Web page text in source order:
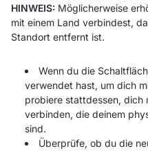
HINWEIS: Möglicherweise
mit einem Land verbindest,
Standort entfernt ist.
Wenn du die
verwendet hast, um dich
probiere stattdessen, dich
verbinden, die deinem
sind.
Überprüfe, ob du die